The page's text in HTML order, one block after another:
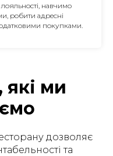
навчимо
робити адресні
покупками.
ми
дозволяє
та